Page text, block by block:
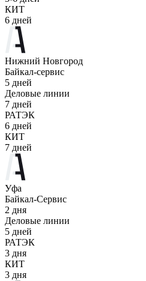
КИТ
6 дней
Нижний Новгород
Байкал-сервис
5 дней
Деловые линии
7 дней
РАТЭК
6 дней
КИТ
7 дней
Уфа
Байкал-Сервис
2 дня
Деловые линии
5 дней
РАТЭК
3 дня
КИТ
3 дня